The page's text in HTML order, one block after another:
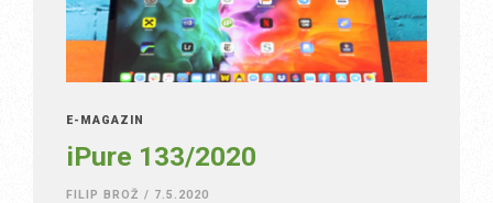
E-MAGAZÍN
iPure 133/2020
FILIP BROŽ / 7.5.2020